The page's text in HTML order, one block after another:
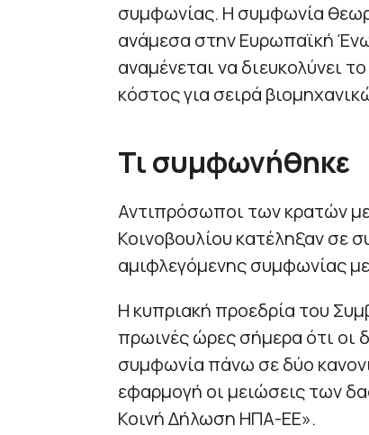
συμφωνίας. Η συμφωνία
ανάμεσα στην Ευρωπαϊκή
αναμένεται να διευκολύνει το
κόστος για σειρά
Τι συμφωνήθηκε
Αντιπρόσωποι των κρατών
Κοινοβουλίου κατέληξαν σε
αμιφλεγόμενης συμφωνίας
Η κυπριακή προεδρία του
πρωινές ώρες σήμερα ότι οι
συμφωνία πάνω σε δύο
εφαρμογή οι μειώσεις των
Κοινή Δήλωση ΗΠΑ-ΕΕ».